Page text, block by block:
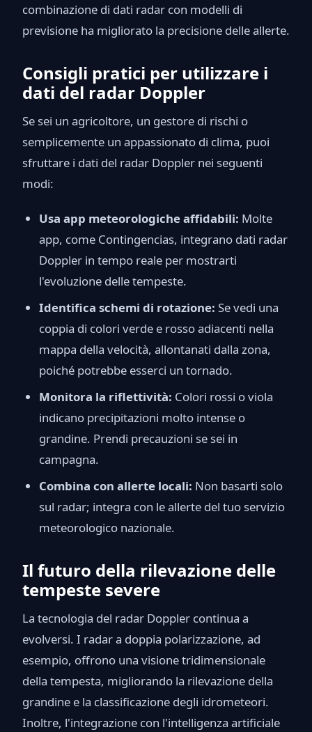
combinazione di dati radar con modelli di
previsione ha migliorato la precisione delle allerte.
Consigli pratici per utilizzare i
dati del radar Doppler
Se sei un agricoltore, un gestore di rischi o
semplicemente un appassionato di clima, puoi
sfruttare i dati del radar Doppler nei seguenti
modi:
Usa app meteorologiche affidabili: Molte
app, come Contingencias, integrano dati radar
Doppler in tempo reale per mostrarti
l'evoluzione delle tempeste.
Identifica schemi di rotazione: Se vedi una
coppia di colori verde e rosso adiacenti nella
mappa della velocità, allontanati dalla zona,
poiché potrebbe esserci un tornado.
Monitora la riflettività: Colori rossi o viola
indicano precipitazioni molto intense o
grandine. Prendi precauzioni se sei in
campagna.
Combina con allerte locali: Non basarti solo
sul radar; integra con le allerte del tuo servizio
meteorologico nazionale.
Il futuro della rilevazione delle
tempeste severe
La tecnologia del radar Doppler continua a
evolversi. I radar a doppia polarizzazione, ad
esempio, offrono una visione tridimensionale
della tempesta, migliorando la rilevazione della
grandine e la classificazione degli idrometeori.
Inoltre, l'integrazione con l'intelligenza artificiale